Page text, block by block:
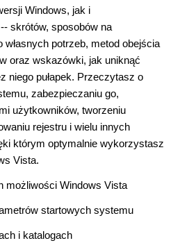
Windows, jak i
skrótów, sposobów na
własnych potrzeb, metod obejścia
oraz wskazówki, jak uniknąć
niego pułapek. Przeczytasz o
zabezpieczaniu go,
użytkowników, tworzeniu
rejestru i wielu innych
którym optymalnie wykorzystasz
Vista.
możliwości Windows Vista
startowych systemu
i katalogach